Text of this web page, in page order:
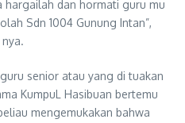
hargailah dan hormati guru mu
Sdn 1004 Gunung Intan”,
senior atau yang di tuakan
KumpuL Hasibuan bertemu
mengemukakan bahwa